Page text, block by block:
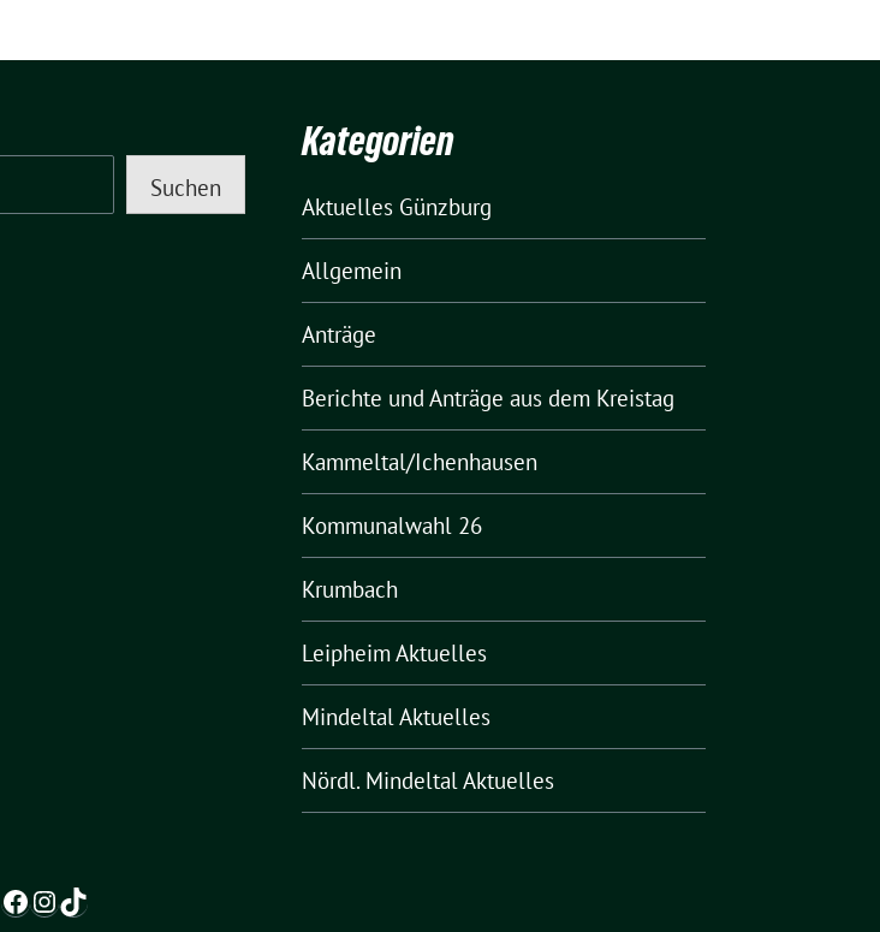
Suchen
Kategorien
Aktuelles Günzburg
Allgemein
Anträge
Berichte und Anträge aus dem Kreistag
Kammeltal/Ichenhausen
Kommunalwahl 26
Krumbach
Leipheim Aktuelles
Mindeltal Aktuelles
Nördl. Mindeltal Aktuelles
Facebook
Instagram
TikTok